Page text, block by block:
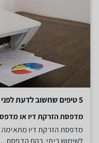
5 טיפים שחשוב לדעת לפני שקונים מדפסת
מדפסת הזרקת דיו או
מדפסת הזרקת דיו מתאימה